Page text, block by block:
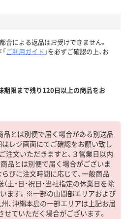
合による返品はお受けできません。
ご利用ガイド 」を必ずご確認の上、お
期限まで残り120日以上の商品をお
品とは別便で届く場合がある別送品
レジ画面にてご確認をお願い致し
注文いただきますと、３営業日以内
品とは別便で届く場合がございま
びに注文時間に応じて、一般商品
（土・日・祝日・当社指定の休業日を除
います。※一部の山間部エリアおよび
州、沖縄本島の一部エリアは上記お届
ていただく場合がございます。